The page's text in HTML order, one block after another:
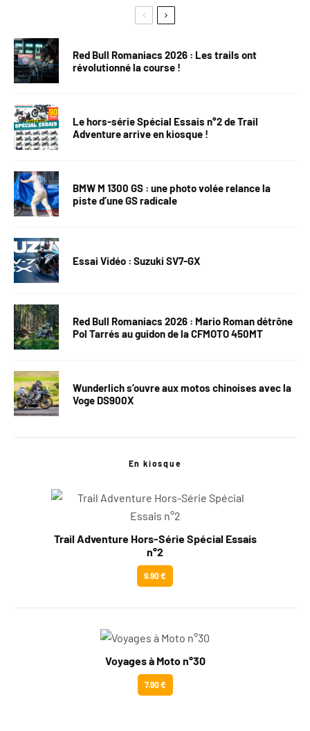
Red Bull Romaniacs 2026 : Les trails ont
révolutionné la course !
Le hors-série Spécial Essais n°2 de Trail
Adventure arrive en kiosque !
BMW M 1300 GS : une photo volée relance la
piste d’une GS radicale
Essai Vidéo : Suzuki SV7-GX
Red Bull Romaniacs 2026 : Mario Roman détrône
Pol Tarrés au guidon de la CFMOTO 450MT
Wunderlich s’ouvre aux motos chinoises avec la
Voge DS900X
En kiosque
Trail Adventure Hors-Série Spécial Essais
n°2
9.90 €
Voyages à Moto n°30
7.90 €